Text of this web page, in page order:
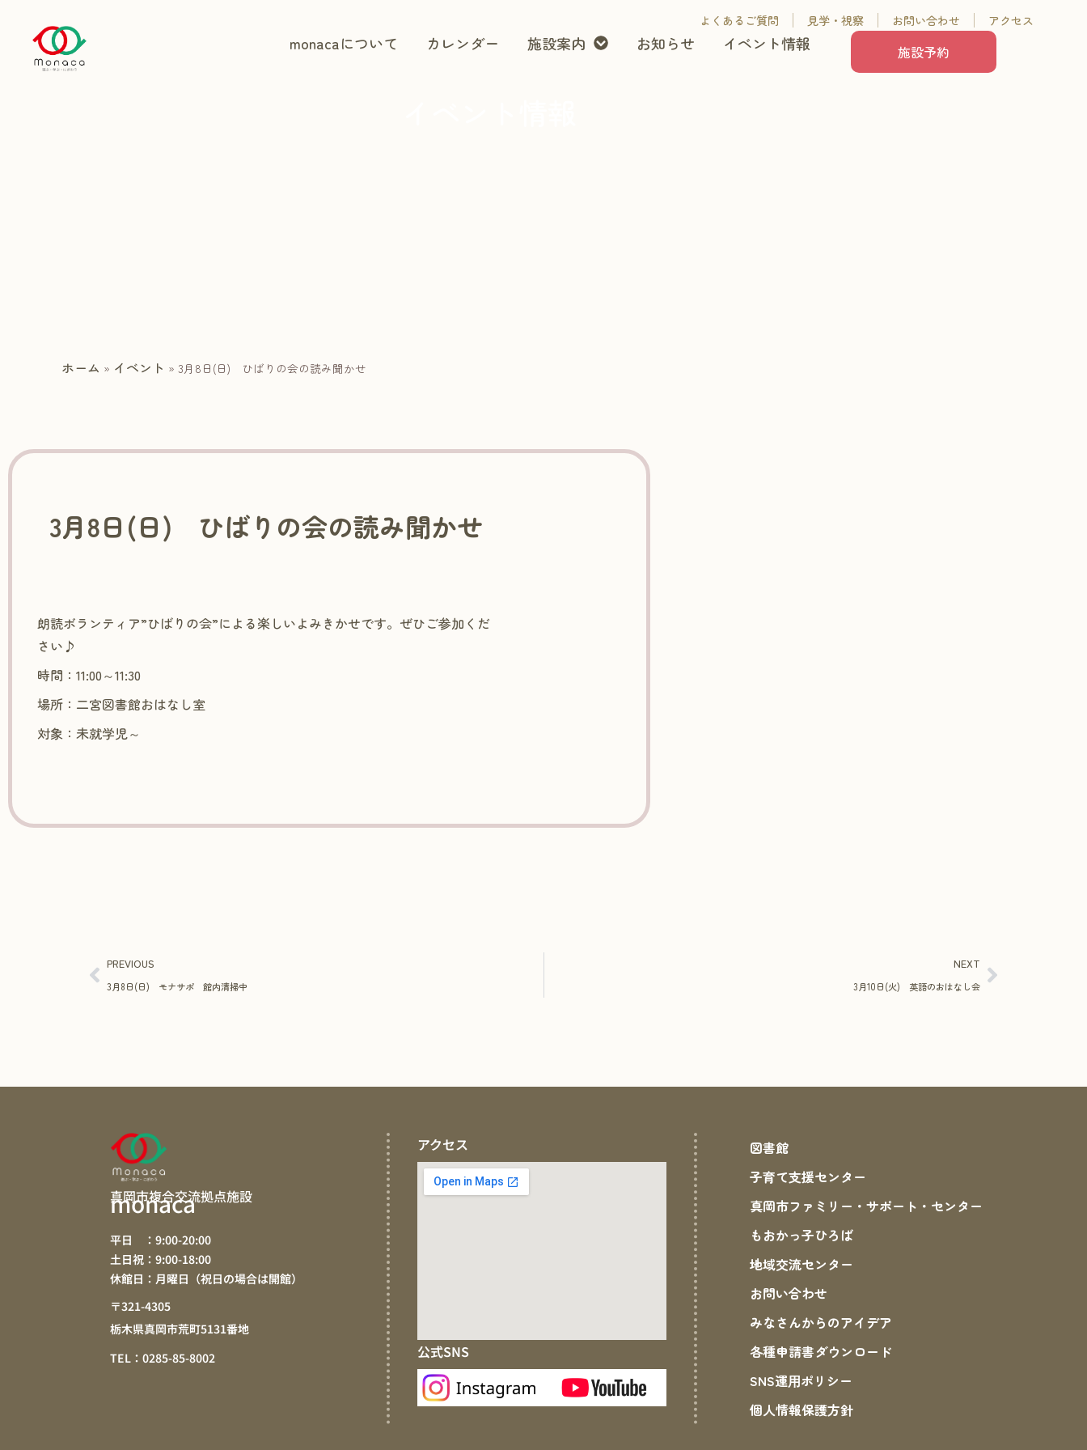
よくあるご質問 見学・視察 お問い合わせ アクセス
monacaについて カレンダー 施設案内 お知らせ イベント情報 施設予約
ホーム » イベント »3月8日(日) ひばりの会の読み聞かせ
3月8日(日) ひばりの会の読み聞かせ
朗読ボランティア”ひばりの会”による楽しいよみきかせです。ぜひご参加くだ
さい♪
時間：11:00～11:30
場所：二宮図書館おはなし室
対象：未就学児～
PREVIOUS
3月8日(日) モナサポ 館内清掃中
NEXT
3月10日(火) 英語のおはなし会
真岡市複合交流拠点施設
monaca
平日 ：9:00-20:00
土日祝：9:00-18:00
休館日：月曜日（祝日の場合は開館）
〒321-4305
栃木県真岡市荒町5131番地
TEL：0285-85-8002
アクセス
公式SNS
図書館
子育て支援センター
真岡市ファミリー・サポート・センター
もおかっ子ひろば
地域交流センター
お問い合わせ
みなさんからのアイデア
各種申請書ダウンロード
SNS運⽤ポリシー
個人情報保護方針